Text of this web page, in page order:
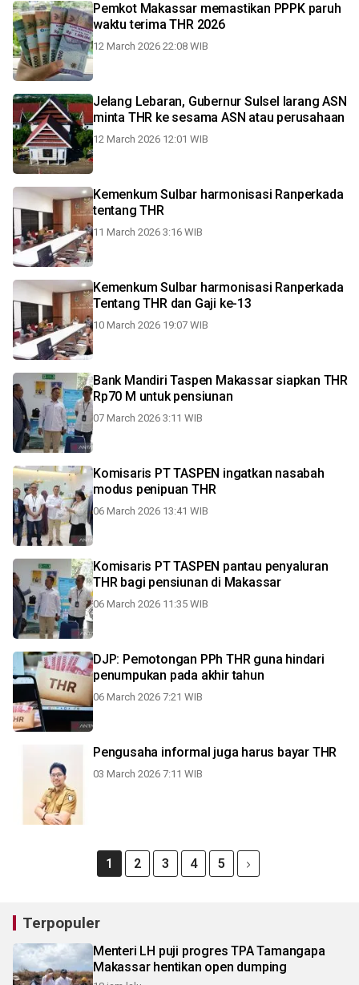
Pemkot Makassar memastikan PPPK paruh
waktu terima THR 2026
12 March 2026 22:08 WIB
Jelang Lebaran, Gubernur Sulsel larang ASN
minta THR ke sesama ASN atau perusahaan
12 March 2026 12:01 WIB
Kemenkum Sulbar harmonisasi Ranperkada
tentang THR
11 March 2026 3:16 WIB
Kemenkum Sulbar harmonisasi Ranperkada
Tentang THR dan Gaji ke-13
10 March 2026 19:07 WIB
Bank Mandiri Taspen Makassar siapkan THR
Rp70 M untuk pensiunan
07 March 2026 3:11 WIB
Komisaris PT TASPEN ingatkan nasabah
modus penipuan THR
06 March 2026 13:41 WIB
Komisaris PT TASPEN pantau penyaluran
THR bagi pensiunan di Makassar
06 March 2026 11:35 WIB
DJP: Pemotongan PPh THR guna hindari
penumpukan pada akhir tahun
06 March 2026 7:21 WIB
Pengusaha informal juga harus bayar THR
03 March 2026 7:11 WIB
1 2 3 4 5
Terpopuler
Menteri LH puji progres TPA Tamangapa
Makassar hentikan open dumping